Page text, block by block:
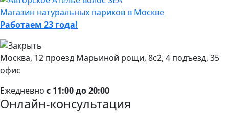
Магазин натуральных париков в Москве
Работаем 23 года!
Москва, 12 проезд Марьиной рощи, 8с2, 4 подъезд, 35
офис
Ежедневно с 11:00 до 20:00
Онлайн-консультация